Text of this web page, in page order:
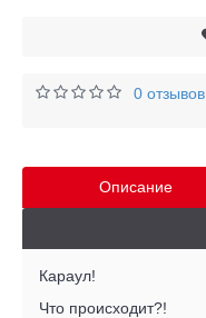
0 отзывов
Описание
Караул!
Что происходит?!